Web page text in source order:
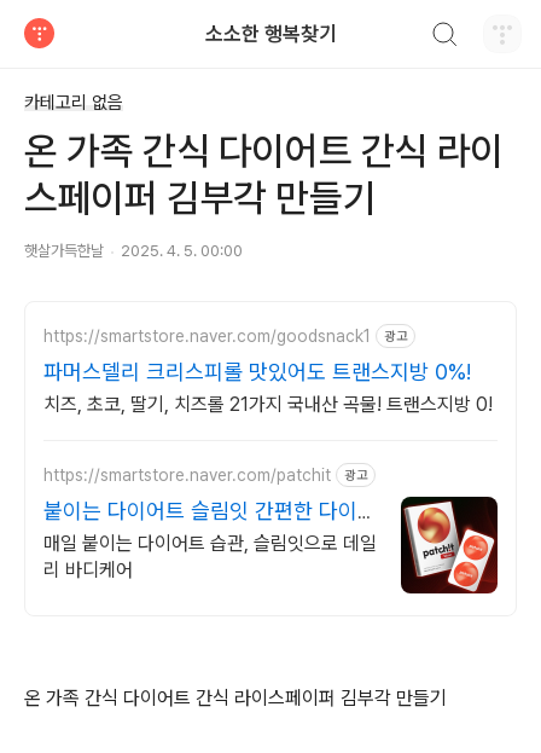
소소한 행복찾기
카테고리 없음
온 가족 간식 다이어트 간식 라이
스페이퍼 김부각 만들기
햇살가득한날 2025. 4. 5. 00:00
https://smartstore.naver.com/goodsnack1 광고
파머스델리 크리스피롤 맛있어도 트랜스지방 0%!
치즈, 초코, 딸기, 치즈롤 21가지 국내산 곡물! 트랜스지방 0!
https://smartstore.naver.com/patchit 광고
붙이는 다이어트 슬림잇 간편한 다이어
트 슬림잇
매일 붙이는 다이어트 습관, 슬림잇으로 데일
리 바디케어
온 가족 간식 다이어트 간식 라이스페이퍼 김부각 만들기